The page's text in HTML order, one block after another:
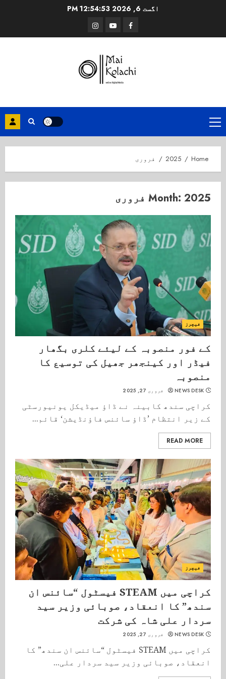
اگست 6, 2026 12:54:54 PM
Facebook
Youtube
Instagram
Primary
Menu
Home
2025 فروری
Month: 2025 فروری
فیچرز
کے فور منصوبہ کے لیئے کلری بگھار
فیڈر اور کینجھر جھیل کی توسیع کا
منصوبہ
NEWS DESK فروری 27, 2025
کراچی سندھ کابینہ نے ڈاؤ میڈیکل یونیورسٹی
کے زیر انتظام ’ڈاؤ سائنس فاؤنڈیشن‘ قائم...
READ MORE
فیچرز
کراچی میں STEAM فیسٹول “سائنس ان
سندھ” کا انعقاد، صوبائی وزیر سید
سردار علی شاہ کی شرکت
NEWS DESK فروری 27, 2025
کراچی میں STEAM فیسٹول “سائنس ان سندھ” کا
انعقاد، صوبائی وزیر سید سردار علی...